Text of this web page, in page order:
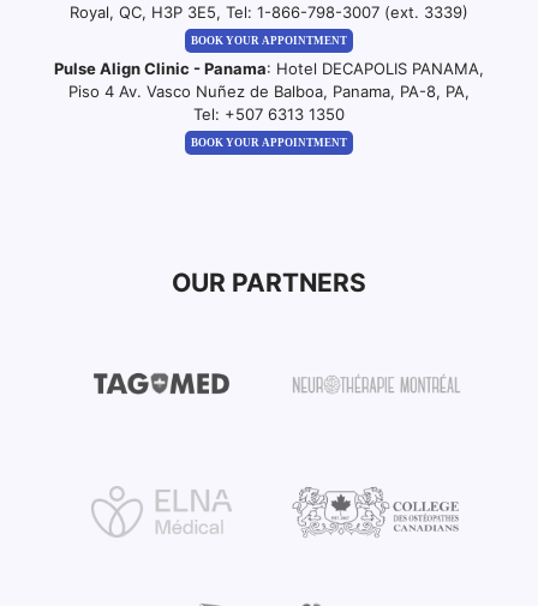
Royal, QC, H3P 3E5, Tel: 1-866-798-3007 (ext. 3339)
BOOK YOUR APPOINTMENT
Pulse Align Clinic - Panama: Hotel DECAPOLIS PANAMA,
Piso 4 Av. Vasco Nuñez de Balboa, Panama, PA-8, PA,
Tel: +507 6313 1350
BOOK YOUR APPOINTMENT
OUR PARTNERS